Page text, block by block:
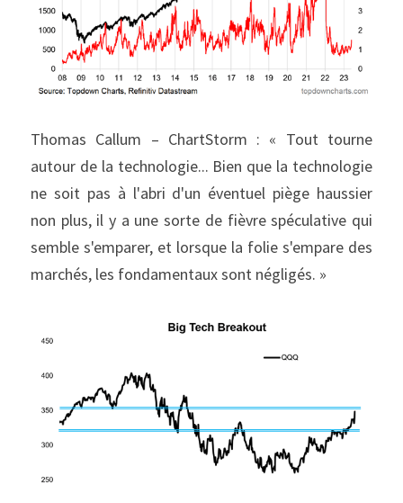
Thomas Callum – ChartStorm : « Tout tourne
autour de la technologie... Bien que la technologie
ne soit pas à l'abri d'un éventuel piège haussier
non plus, il y a une sorte de fièvre spéculative qui
semble s'emparer, et lorsque la folie s'empare des
marchés, les fondamentaux sont négligés. »